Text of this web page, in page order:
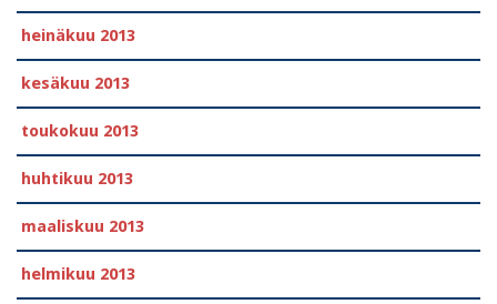
heinäkuu 2013
kesäkuu 2013
toukokuu 2013
huhtikuu 2013
maaliskuu 2013
helmikuu 2013